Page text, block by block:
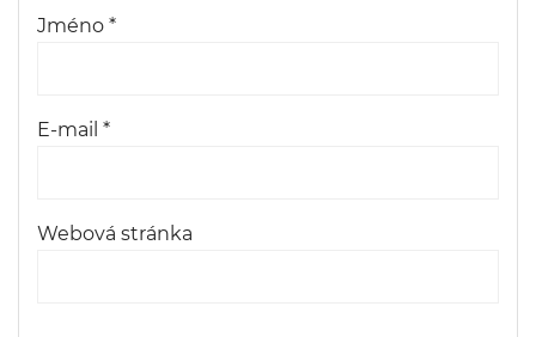
Jméno *
E-mail *
Webová stránka